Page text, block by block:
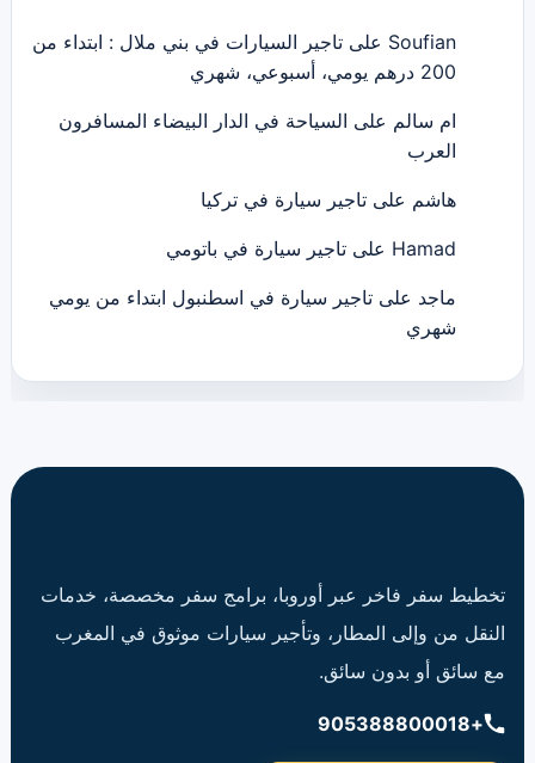
Soufian على تاجير السيارات في بني ملال : ابتداء من
200 درهم يومي، أسبوعي، شهري
ام سالم على السياحة في الدار البيضاء المسافرون
العرب
هاشم على تاجير سيارة في تركيا
Hamad على تاجير سيارة في باتومي
ماجد على تاجير سيارة في اسطنبول ابتداء من يومي
شهري
تخطيط سفر فاخر عبر أوروبا، برامج سفر مخصصة، خدمات
النقل من وإلى المطار، وتأجير سيارات موثوق في المغرب
مع سائق أو بدون سائق.
+905388800018